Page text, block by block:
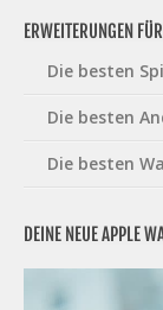
ERWEITERUNGEN
Die besten
Die besten
Die besten
DEINE NEUE APPLE